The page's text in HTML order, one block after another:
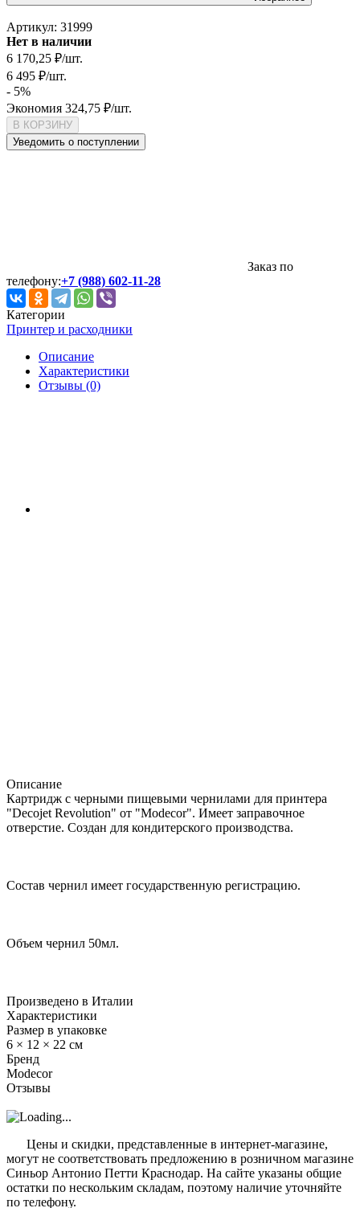
Артикул: 31999
Нет в наличии
6 170,25 ₽/шт.
6 495 ₽/шт.
- 5%
Экономия 324,75 ₽/шт.
В КОРЗИНУ
Уведомить о поступлении
Заказ по
телефону:+7 (988) 602-11-28
Категории
Принтер и расходники
Описание
Характеристики
Отзывы (0)
Описание
Картридж с черными пищевыми чернилами для принтера
"Decojet Revolution" от "Modecor". Имеет заправочное
отверстие. Создан для кондитерского производства.
Состав чернил имеет государственную регистрацию.
Объем чернил 50мл.
Произведено в Италии
Характеристики
Размер в упаковке
6 × 12 × 22 см
Бренд
Modecor
Отзывы
Цены и скидки, представленные в интернет-магазине,
могут не соответствовать предложению в розничном магазине
Синьор Антонио Петти Краснодар. На сайте указаны общие
остатки по нескольким складам, поэтому наличие уточняйте
по телефону.